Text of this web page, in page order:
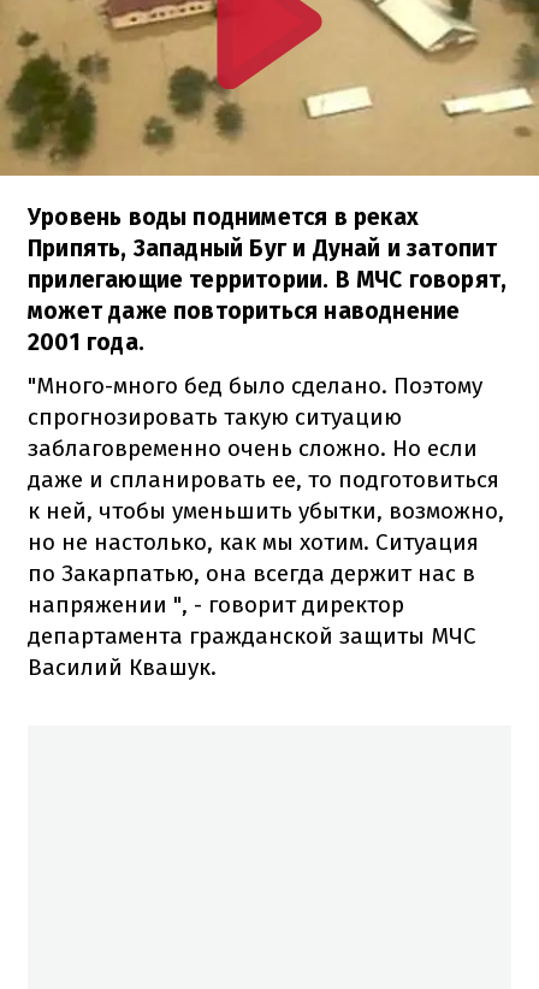
Уровень воды поднимется в реках
Припять, Западный Буг и Дунай и затопит
прилегающие территории. В МЧС говорят,
может даже повториться наводнение
2001 года.
"Много-много бед было сделано. Поэтому
спрогнозировать такую ​​ситуацию
заблаговременно очень сложно. Но если
даже и спланировать ее, то подготовиться
к ней, чтобы уменьшить убытки, возможно,
но не настолько, как мы хотим. Ситуация
по Закарпатью, она всегда держит нас в
напряжении ", - говорит директор
департамента гражданской защиты МЧС
Василий Квашук.